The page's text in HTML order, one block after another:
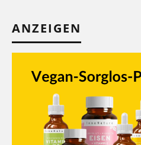
ANZEIGEN